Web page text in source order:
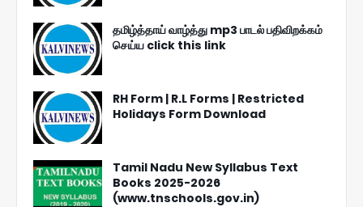
தமிழ்த்தாய் வாழ்த்து mp3 பாடல் பதிவிறக்கம்
செய்ய click this link
RH Form | R.L Forms | Restricted
Holidays Form Download
Tamil Nadu New Syllabus Text
Books 2025-2026
(www.tnschools.gov.in)